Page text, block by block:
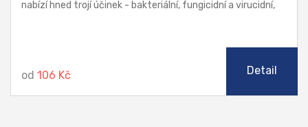
nabízí hned trojí účinek - bakteriální, fungicidní a virucidní,
od 106 Kč Detail